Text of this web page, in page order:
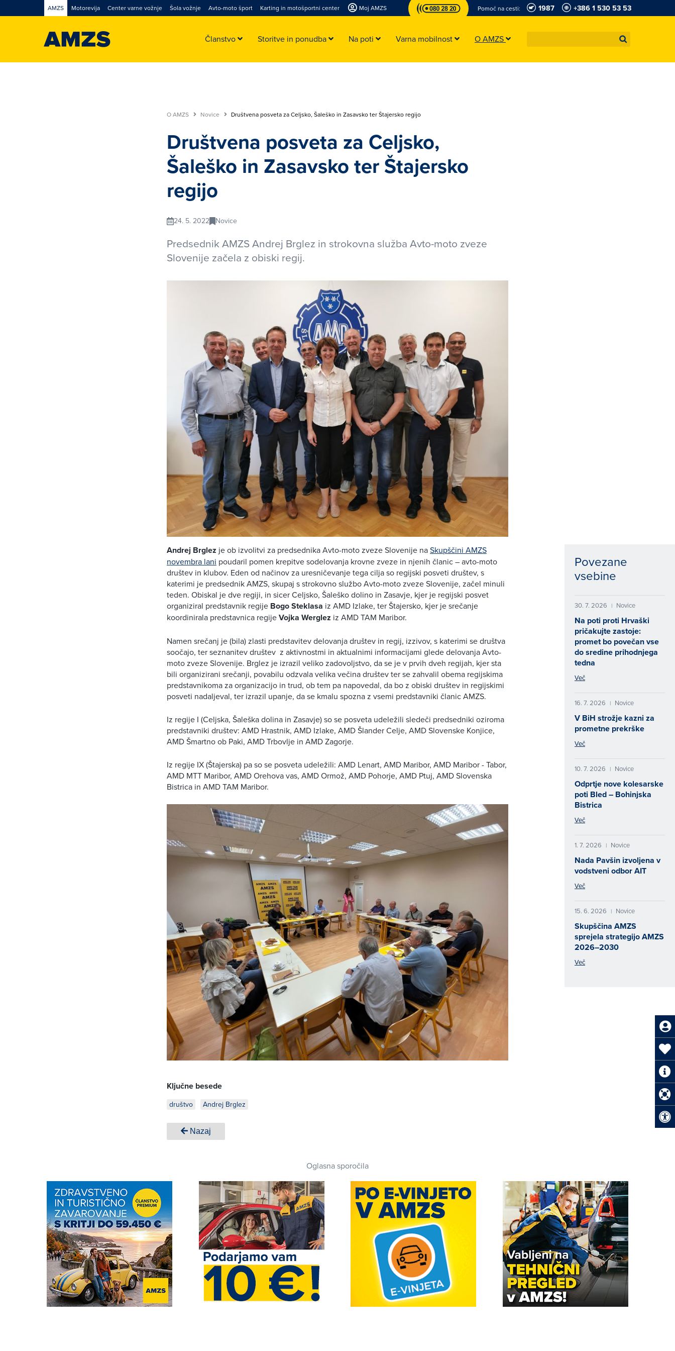
AMZS Motorevija Center varne vožnje Šola vožnje Avto-moto šport Karting in motošportni center Moj AMZS Pomoč na cesti: 1987 +386 1 530 53 53
Članstvo Storitve in ponudba Na poti Varna mobilnost O AMZS
O AMZS Novice Društvena posveta za Celjsko, Šaleško in Zasavsko ter Štajersko regijo
Društvena posveta za Celjsko,
Šaleško in Zasavsko ter Štajersko
regijo
24. 5. 2022 Novice
Predsednik AMZS Andrej Brglez in strokovna služba Avto-moto zveze
Slovenije začela z obiski regij.
Andrej Brglez je ob izvolitvi za predsednika Avto-moto zveze Slovenije naSkupščini AMZS
novembra lani poudaril pomen krepitve sodelovanja krovne zveze in njenih članic – avto-moto
društev in klubov. Eden od načinov za uresničevanje tega cilja so regijski posveti društev, s
katerimi je predsednik AMZS, skupaj s strokovno službo Avto-moto zveze Slovenije, začel minuli
teden. Obiskal je dve regiji, in sicer Celjsko, Šaleško dolino in Zasavje, kjer je regijski posvet
organiziral predstavnik regije Bogo Steklasa iz AMD Izlake, ter Štajersko, kjer je srečanje
koordinirala predstavnica regijeVojka Werglez iz AMD TAM Maribor.
Namen srečanj je (bila) zlasti predstavitev delovanja društev in regij, izzivov, s katerimi se društva
soočajo, ter seznanitev društev z aktivnostmi in aktualnimi informacijami glede delovanja Avto-
moto zveze Slovenije. Brglez je izrazil veliko zadovoljstvo, da se je v prvih dveh regijah, kjer sta
bili organizirani srečanji, povabilu odzvala velika večina društev ter se zahvalil obema regijskima
predstavnikoma za organizacijo in trud, ob tem pa napovedal, da bo z obiski društev in regijskimi
posveti nadaljeval, ter izrazil upanje, da se kmalu spozna z vsemi predstavniki članic AMZS.
Iz regije I (Celjska, Šaleška dolina in Zasavje) so se posveta udeležili sledeči predsedniki oziroma
predstavniki društev: AMD Hrastnik, AMD Izlake, AMD Šlander Celje, AMD Slovenske Konjice,
AMD Šmartno ob Paki, AMD Trbovlje in AMD Zagorje.
Iz regije IX (Štajerska) pa so se posveta udeležili: AMD Lenart, AMD Maribor, AMD Maribor - Tabor,
AMD MTT Maribor, AMD Orehova vas, AMD Ormož, AMD Pohorje, AMD Ptuj, AMD Slovenska
Bistrica in AMD TAM Maribor.
Ključne besede
društvo Andrej Brglez
Nazaj
Povezane
vsebine
30. 7. 2026 | Novice
Na poti proti Hrvaški
pričakujte zastoje:
promet bo povečan vse
do sredine prihodnjega
tedna
Več
16. 7. 2026 | Novice
V BiH strožje kazni za
prometne prekrške
Več
10. 7. 2026 | Novice
Odprtje nove kolesarske
poti Bled – Bohinjska
Bistrica
Več
1. 7. 2026 | Novice
Nada Pavšin izvoljena v
vodstveni odbor AIT
Več
15. 6. 2026 | Novice
Skupščina AMZS
sprejela strategijo AMZS
2026–2030
Več
Oglasna sporočila